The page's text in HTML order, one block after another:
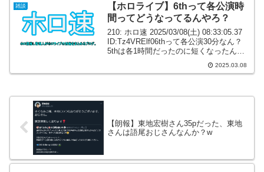
雑談
【ホロライブ】6thって各公演時
間ってどうなってるんやろ？
210: ホロ速 2025/03/08(土) 08:33:05.37
ID:Tz4VRElf06thって各公演30分なん？
5thは各1時間だったのに短くなったんか
てか30分で足りるんか211: ホロ速2025.03.08
【朗報】東地宏樹さん35pだった、東地
さんは語尾おじさんなんか？w